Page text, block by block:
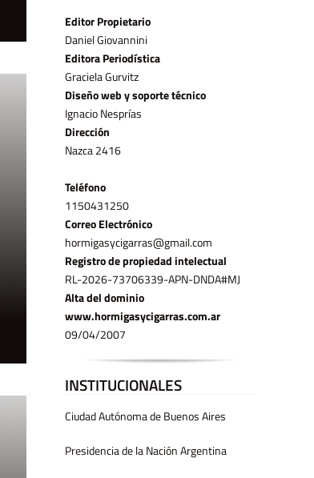
Editor Propietario
Daniel Giovannini
Editora Periodística
Graciela Gurvitz
Diseño web y soporte técnico
Ignacio Nesprías
Dirección
Nazca 2416
Teléfono
11­50431250
Correo Electrónico
hormigasycigarras@gmail.com
Registro de propiedad intelectual
RL-2026-73706339-APN-DNDA#MJ
Alta del dominio
www.hormigasycigarras.com.ar
09/04/2007
INSTITUCIONALES
Ciudad Autónoma de Buenos Aires
Presidencia de la Nación Argentina